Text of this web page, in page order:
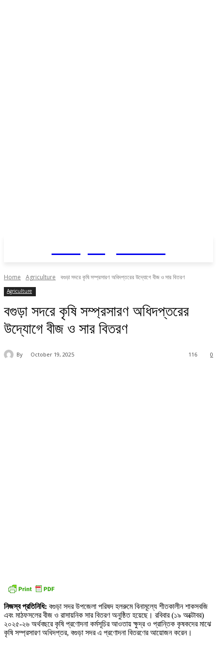
Home Agriculture বগুড়া সদরে কৃষি সম্প্রসারণ অধিদপ্তরের উদ্যোগে বীজ ও সার বিতরণ
Agriculture
বগুড়া সদরে কৃষি সম্প্রসারণ অধিদপ্তরের
উদ্যোগে বীজ ও সার বিতরণ
By October 19, 2025 0
116
নিজস্ব প্রতিনিধি: বগুড়া সদর উপজেলা পরিষদ হলরুমে বিনামূল্যে শীতকালীন শাকসবজি
এবং মাঠফসলের বীজ ও রাসায়নিক সার বিতরণ অনুষ্ঠিত হয়েছে। রবিবার (১৯ অক্টোবর)
২০২৫-২৬ অর্থবছরে কৃষি প্রণোদনা কর্মসূচির আওতায় ক্ষুদ্র ও প্রান্তিক কৃষকদের মাঝে
কৃষি সম্প্রসারণ অধিদপ্তর, বগুড়া সদর এ প্রণোদনা বিতরণের আয়োজন করেন।